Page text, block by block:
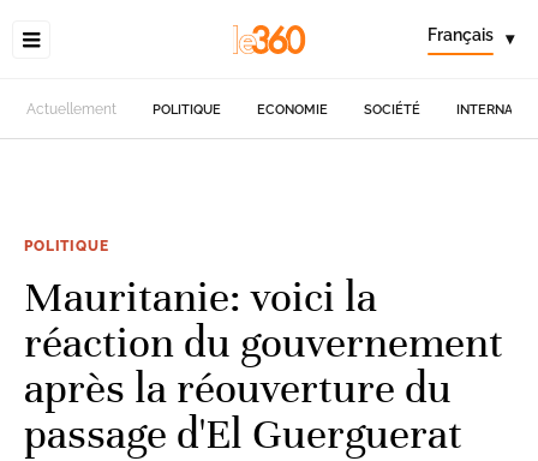
Français ▾
Actuellement POLITIQUE ECONOMIE SOCIÉTÉ
POLITIQUE
Mauritanie: voici la
réaction du gouvernement
après la réouverture du
passage d'El Guerguerat